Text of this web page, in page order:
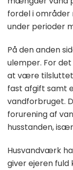
fordel i
under perioder
På den anden
ulemper. For
at være
fast afgift samt
vandforbruget.
forurening af
husstanden,
Husvandværk
giver ejeren fuld